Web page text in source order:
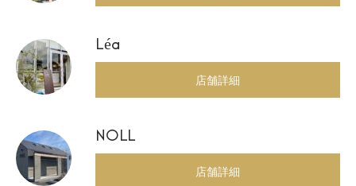
Léa
店舗詳細
NOLL
店舗詳細